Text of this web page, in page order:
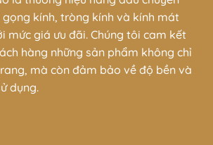
kính, tròng kính và kính mát
mức giá ưu đãi. Chúng tôi cam kết
hàng những sản phẩm không chỉ
mà còn đảm bảo về độ bền và
dụng.